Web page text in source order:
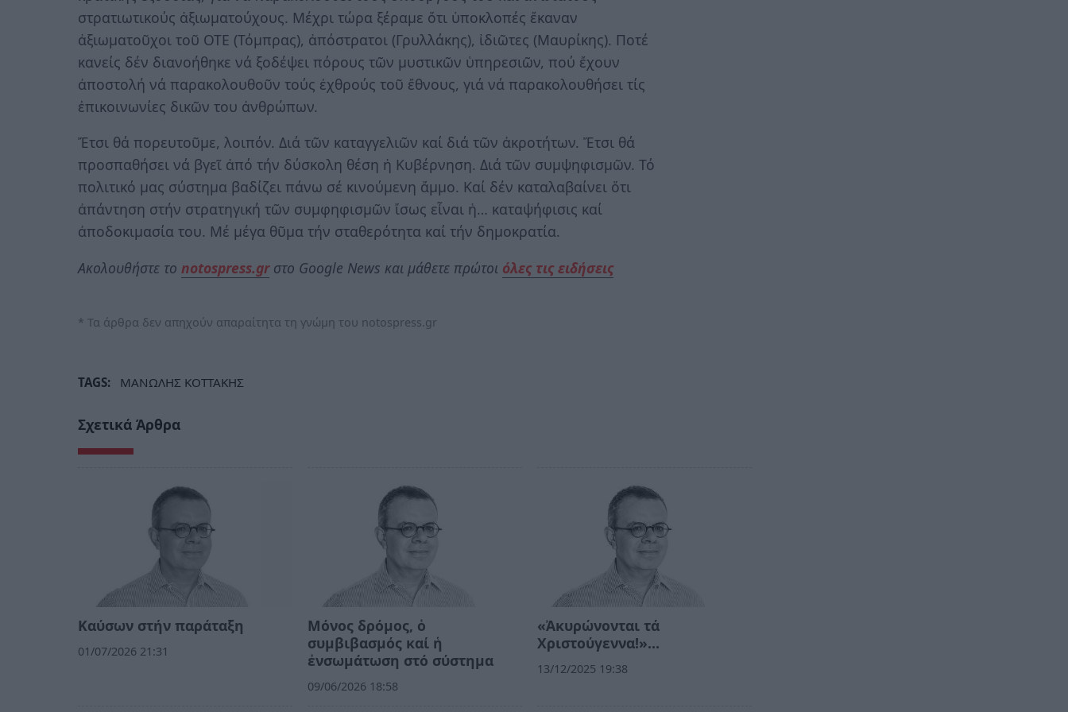
στρατιωτικούς ἀξιωματούχους. Μέχρι τώρα ξέραμε ὅτι ὑποκλοπές ἔκαναν
ἀξιωματοῦχοι τοῦ ΟΤΕ (Τόμπρας), ἀπόστρατοι (Γρυλλάκης), ἰδιῶτες (Μαυρίκης). Ποτέ
κανείς δέν διανοήθηκε νά ξοδέψει πόρους τῶν μυστικῶν ὑπηρεσιῶν, πού ἔχουν
ἀποστολή νά παρακολουθοῦν τούς ἐχθρούς τοῦ ἔθνους, γιά νά παρακολουθήσει τίς
ἐπικοινωνίες δικῶν του ἀνθρώπων.
Ἔτσι θά πορευτοῦμε, λοιπόν. Διά τῶν καταγγελιῶν καί διά τῶν ἀκροτήτων. Ἔτσι θά
προσπαθήσει νά βγεῖ ἀπό τήν δύσκολη θέση ἡ Κυβέρνηση. Διά τῶν συμψηφισμῶν. Τό
πολιτικό μας σύστημα βαδίζει πάνω σέ κινούμενη ἄμμο. Καί δέν καταλαβαίνει ὅτι
ἀπάντηση στήν στρατηγική τῶν συμφηφισμῶν ἴσως εἶναι ἡ… καταψήφισις καί
ἀποδοκιμασία του. Μέ μέγα θῦμα τήν σταθερότητα καί τήν δημοκρατία.
Ακολουθήστε το notospress.grστο Google News και μάθετε πρώτοι όλες τις ειδήσεις
* Τα άρθρα δεν απηχούν απαραίτητα τη γνώμη του notospress.gr
TAGS: ΜΑΝΩΛΗΣ ΚΟΤΤΑΚΗΣ
Σχετικά Άρθρα
Kαύσων στήν παράταξη
01/07/2026 21:31
Μόνος δρόμος, ὁ
συμβιβασμός καί ἡ
ἐνσωμάτωση στό σύστημα
09/06/2026 18:58
«Ἀκυρώνονται τά
Χριστούγεννα!»…
13/12/2025 19:38